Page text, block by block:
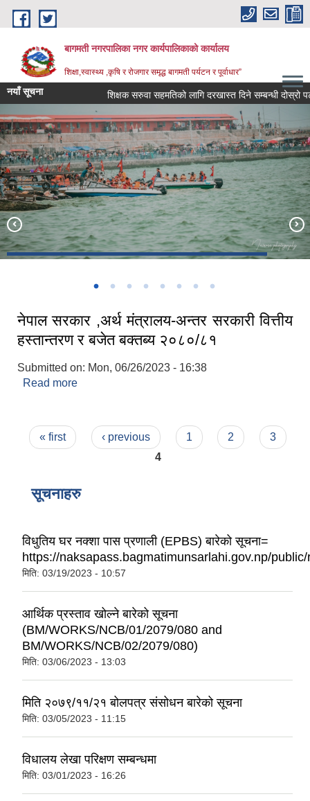
Skip to main content
बागमती नगरपालिका नगर कार्यपालिकाको कार्यालय
शिक्षा,स्वास्थ्य ,कृषि र रोजगार समृद्ध बागमती पर्यटन र पूर्वाधार”
नयाँ सूचना शिक्षक सरुवा सहमतिको लागि दरखास्त दिने सम्बन्धी दोस्रो
Construction of Municipal Park with Resort (Working -Under
नेपाल सरकार ,अर्थ मंत्रालय-अन्तर सरकारी वित्तीय
हस्तान्तरण र बजेत बक्तब्य २०८०/८१
Submitted on: Mon, 06/26/2023 - 16:38
Read more
Pages
« first ‹ previous 1 2
3
4
सूचनाहरु
विधुतिय घर नक्शा पास प्रणाली (EPBS) बारेको सूचना=
https://naksapass.bagmatimunsarlahi.gov.np/
मिति: 03/19/2023 - 10:57
आर्थिक प्रस्ताव खोल्ने बारेको सूचना
(BM/WORKS/NCB/01/2079/080 and
BM/WORKS/NCB/02/2079/080)
मिति: 03/06/2023 - 13:03
मिति २०७९/११/२१ बोलपत्र संसोधन बारेको सूचना
मिति: 03/05/2023 - 11:15
विधालय लेखा परिक्षण सम्बन्धमा
मिति: 03/01/2023 - 16:26